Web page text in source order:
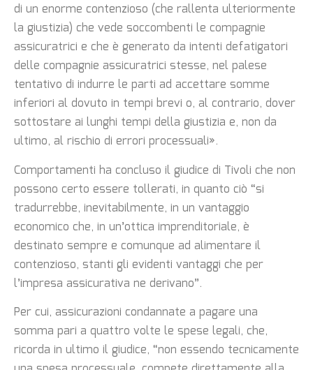
di un enorme contenzioso (che rallenta ulteriormente
la giustizia) che vede soccombenti le compagnie
assicuratrici e che è generato da intenti defatigatori
delle compagnie assicuratrici stesse, nel palese
tentativo di indurre le parti ad accettare somme
inferiori al dovuto in tempi brevi o, al contrario, dover
sottostare ai lunghi tempi della giustizia e, non da
ultimo, al rischio di errori processuali».
Comportamenti ha concluso il giudice di Tivoli che non
possono certo essere tollerati, in quanto ciò “si
tradurrebbe, inevitabilmente, in un vantaggio
economico che, in un’ottica imprenditoriale, è
destinato sempre e comunque ad alimentare il
contenzioso, stanti gli evidenti vantaggi che per
l’impresa assicurativa ne derivano”.
Per cui, assicurazioni condannate a pagare una
somma pari a quattro volte le spese legali, che,
ricorda in ultimo il giudice, “non essendo tecnicamente